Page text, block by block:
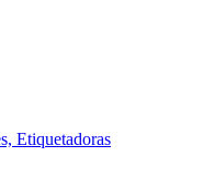
Etiquetadoras